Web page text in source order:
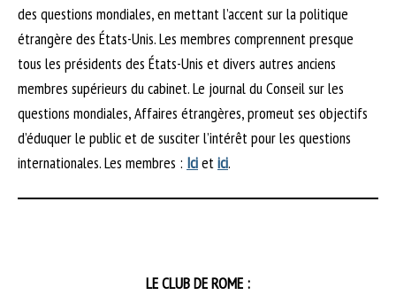
des questions mondiales, en mettant l’accent sur la politique
étrangère des États-Unis. Les membres comprennent presque
tous les présidents des États-Unis et divers autres anciens
membres supérieurs du cabinet. Le journal du Conseil sur les
questions mondiales, Affaires étrangères, promeut ses objectifs
d’éduquer le public et de susciter l’intérêt pour les questions
internationales. Les membres : Iciet ici.
LE CLUB DE ROME :